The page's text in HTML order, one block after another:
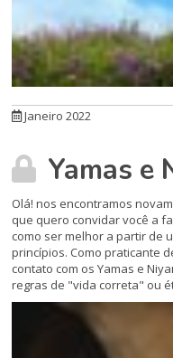
Janeiro 2022
Yamas e
Olá! nos encontramos
que quero convidar você a
como ser melhor a partir de
princípios. Como praticante
contato com os Yamas e
regras de "vida correta" ou